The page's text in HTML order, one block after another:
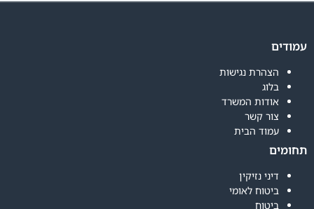
עמודים
הצהרת נגישות
בלוג
אודות המשרד
צור קשר
עמוד הבית
תחומים
דיני נזיקין
ביטוח לאומי
ביטוח